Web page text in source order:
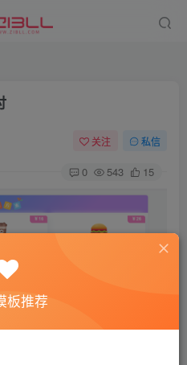
关注 私信
0 543 15
板推荐